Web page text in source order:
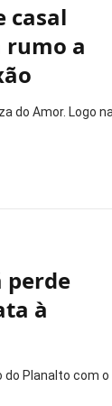
casal
rumo a
do Amor. Logo na
perde
à
do Planalto com o